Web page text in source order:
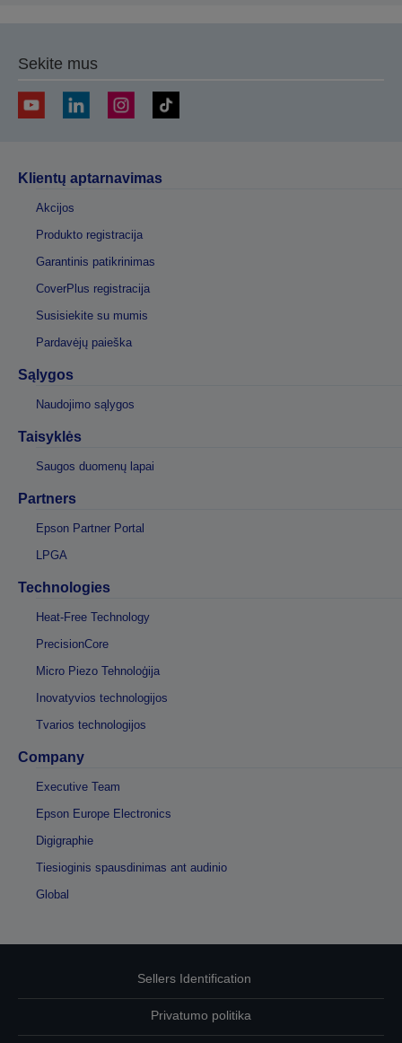
Sekite mus
Klientų aptarnavimas
Akcijos
Produkto registracija
Garantinis patikrinimas
CoverPlus registracija
Susisiekite su mumis
Pardavėjų paieška
Sąlygos
Naudojimo sąlygos
Taisyklės
Saugos duomenų lapai
Partners
Epson Partner Portal
LPGA
Technologies
Heat-Free Technology
PrecisionCore
Micro Piezo Tehnoloģija
Inovatyvios technologijos
Tvarios technologijos
Company
Executive Team
Epson Europe Electronics
Digigraphie
Tiesioginis spausdinimas ant audinio
Global
Sellers Identification
Privatumo politika